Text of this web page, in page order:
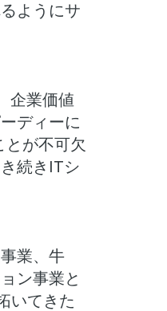
ようにサ
企業価値
ディーに
とが不可欠
続きITシ
業、牛
ン事業と
いてきた